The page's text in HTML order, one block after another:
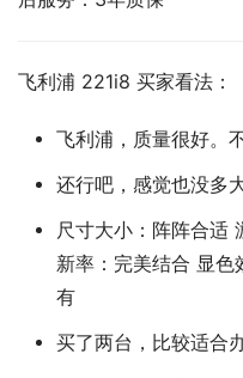
飞利浦 221i8 买家看法：
飞利浦，质量很好。
还行吧，感觉也没多
尺寸大小：阵阵合适
新率：完美结合 显色
有
买了两台，比较适合